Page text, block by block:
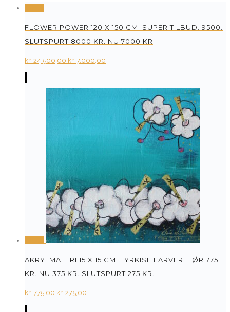
FLOWER POWER 120 X 150 CM. SUPER TILBUD. 9500.
SLUTSPURT 8000 KR. NU 7000 KR
kr.24.500,00 Original
was:
kr. 7.000,00
is:
kr. 7.000,00.
AKRYLMALERI 15 X 15 CM. TYRKISE FARVER. FØR 775
KR. NU 375 KR. SLUTSPURT 275 KR.
kr.775,00 Original
kr. 275,00